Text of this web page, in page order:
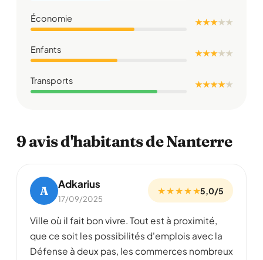
Économie ★ ★ ★★★
Enfants ★ ★ ★★★
Transports ★ ★ ★ ★★
9 avis d'habitants de Nanterre
A Adkarius
17/09/2025
★ ★ ★ ★ ★5,0/5
Ville où il fait bon vivre. Tout est à proximité,
que ce soit les possibilités d'emplois avec la
Défense à deux pas, les commerces nombreux